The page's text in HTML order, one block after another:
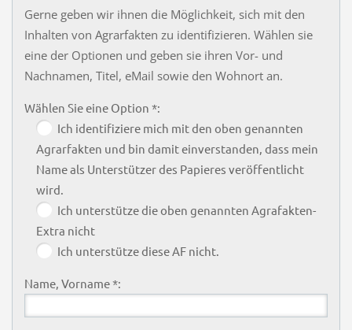
Gerne geben wir ihnen die Möglichkeit, sich mit den
Inhalten von Agrarfakten zu identifizieren. Wählen sie
eine der Optionen und geben sie ihren Vor- und
Nachnamen, Titel, eMail sowie den Wohnort an.
Wählen Sie eine Option *:
Ich identifiziere mich mit den oben genannten
Agrarfakten und bin damit einverstanden, dass mein
Name als Unterstützer des Papieres veröffentlicht
wird.
Ich unterstütze die oben genannten Agrafakten-
Extra nicht
Ich unterstütze diese AF nicht.
Name, Vorname *: